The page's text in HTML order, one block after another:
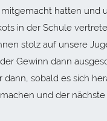
hatten und
in der Schule
stolz auf unsere
Gewinn dann
sobald es sich
und der